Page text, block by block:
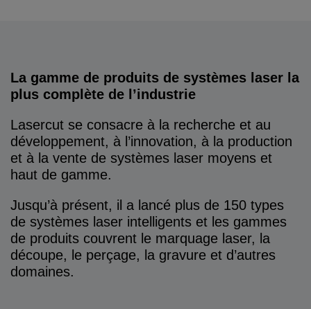
La gamme de produits de systèmes laser la
plus complète de l’industrie
Lasercut se consacre à la recherche et au
développement, à l’innovation, à la production
et à la vente de systèmes laser moyens et
haut de gamme.
Jusqu’à présent, il a lancé plus de 150 types
de systèmes laser intelligents et les gammes
de produits couvrent le marquage laser, la
découpe, le perçage, la gravure et d’autres
domaines.